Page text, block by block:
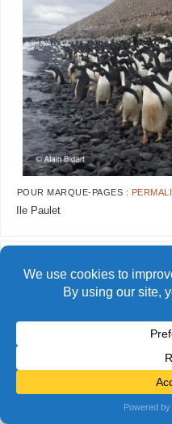
POUR MARQUE-PAGES :
Ile Paulet
© Alain Bidart
FIÈREMENT PROPULSÉ